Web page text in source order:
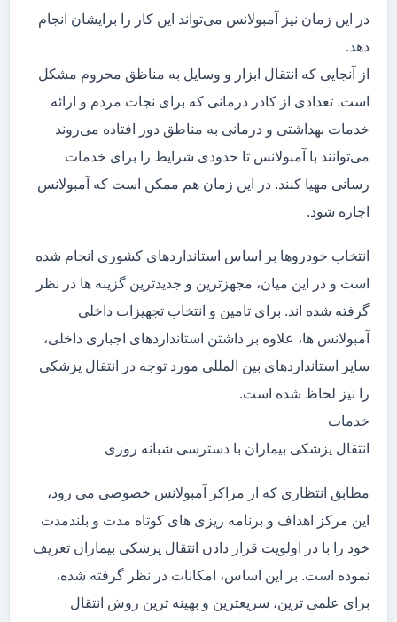
در این زمان نیز آمبولانس می‌تواند این کار را برایشان انجام
دهد.
از آنجایی که انتقال ابزار و وسایل به مناظق محروم مشکل
است. تعدادی از کادر درمانی که برای نجات مردم و ارائه
خدمات بهداشتی و درمانی به مناطق دور افتاده می‌روند
می‌توانند با آمبولانس تا حدودی شرایط را برای خدمات
رسانی مهیا کنند. در این زمان هم ممکن است که آمبولانس
اجاره شود.
انتخاب خودروها بر اساس استانداردهای کشوری انجام شده
است و در این میان، مجهزترین و جدیدترین گزینه ها در نظر
گرفته شده اند. برای تامین و انتخاب تجهیزات داخلی
آمبولانس ها، علاوه بر داشتن استانداردهای اجباری داخلی،
سایر استانداردهای بین المللی مورد توجه در انتقال پزشکی
را نیز لحاظ شده است.
خدمات
انتقال پزشکی بیماران با دسترسی شبانه روزی
مطابق انتظاری که از مراکز آمبولانس خصوصی می رود،
این مرکز اهداف و برنامه ریزی های کوتاه مدت و بلندمدت
خود را با در اولویت قرار دادن انتقال پزشکی بیماران تعریف
نموده است. بر این اساس، امکانات در نظر گرفته شده،
برای علمی ترین، سریعترین و بهینه ترین روش انتقال